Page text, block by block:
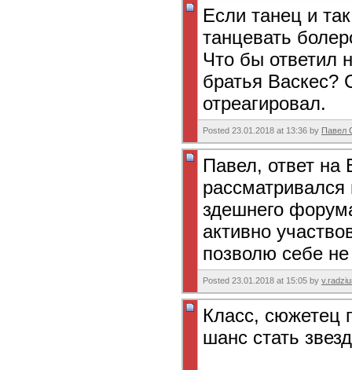
Если танец и
танцевать
Что бы ответил
братья Васкес?
отреагировал.
Posted 23.01.2018 at 13:36 by Павел
Павел, ответ на
здешнего
активно
позволю себе
Posted 23.01.2018 at 15:05 by
Класс, сюжетец
шанс стать